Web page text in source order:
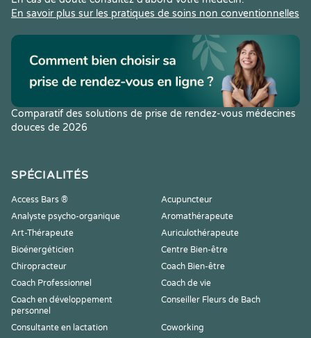
En savoir plus sur les pratiques de soins non conventionnelles
Comparatif des solutions de prise de rendez-vous médecines
douces de 2026
SPÉCIALITÉS
Access Bars ®
Acupuncteur
Analyste psycho-organique
Aromathérapeute
Art-Thérapeute
Auriculothérapeute
Bioénergéticien
Centre Bien-être
Chiropracteur
Coach Bien-être
Coach Professionnel
Coach de vie
Coach en développement
personnel
Conseiller Fleurs de Bach
Consultante en lactation
Coworking